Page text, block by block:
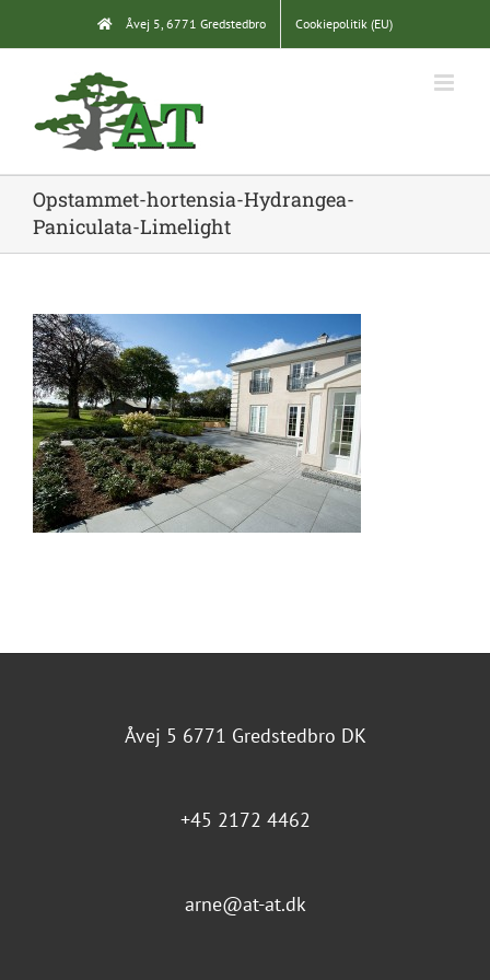
content
Åvej 5, 6771 Gredstedbro Cookiepolitik (EU)
Opstammet-hortensia-Hydrangea-
Paniculata-Limelight
Åvej 5 6771 Gredstedbro DK
+45 2172 4462
arne@at-at.dk